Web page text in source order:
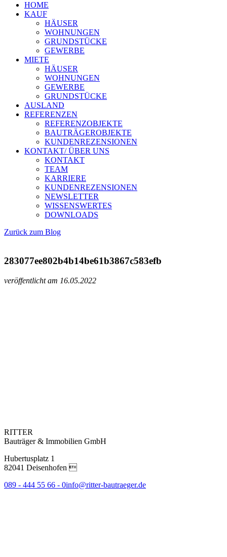
HOME
KAUF
HÄUSER
WOHNUNGEN
GRUNDSTÜCKE
GEWERBE
MIETE
HÄUSER
WOHNUNGEN
GEWERBE
GRUNDSTÜCKE
AUSLAND
REFERENZEN
REFERENZOBJEKTE
BAUTRÄGEROBJEKTE
KUNDENREZENSIONEN
KONTAKT/ ÜBER UNS
KONTAKT
TEAM
KARRIERE
KUNDENREZENSIONEN
NEWSLETTER
WISSENSWERTES
DOWNLOADS
Zurück zum Blog
283077ee802b4b14be61b3867c583efb
veröffentlicht am 16.05.2022
RITTER
Bauträger & Immobilien GmbH
Hubertusplatz 1
82041 Deisenhofen 
089 - 444 55 66 - 0info@ritter-bautraeger.de